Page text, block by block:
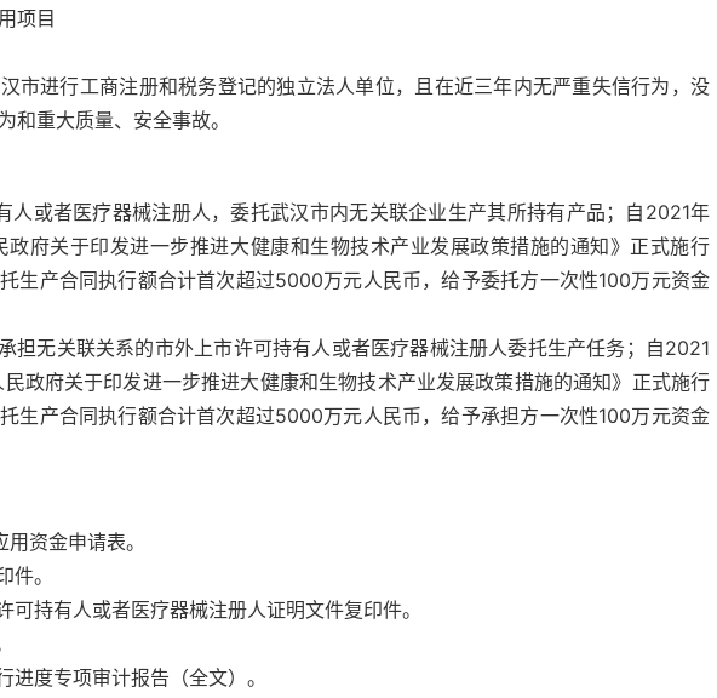
项目
市进行工商注册和税务登记的独立法人单位，且在近三年内无严重失信行为，没
和重大质量、安全事故。
人或者医疗器械注册人，委托武汉市内无关联企业生产其所持有产品；自2021年
政府关于印发进一步推进大健康和生物技术产业发展政策措施的通知》正式施行
生产合同执行额合计首次超过5000万元人民币，给予委托方一次性100万元资金
担无关联关系的市外上市许可持有人或者医疗器械注册人委托生产任务；自2021
政府关于印发进一步推进大健康和生物技术产业发展政策措施的通知》正式施行
生产合同执行额合计首次超过5000万元人民币，给予承担方一次性100万元资金
资金申请表。
。
可持有人或者医疗器械注册人证明文件复印件。
进度专项审计报告（全文）。